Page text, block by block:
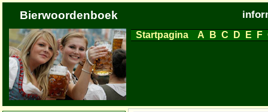
Bierwoordenboek
Startpagina A B C D E F